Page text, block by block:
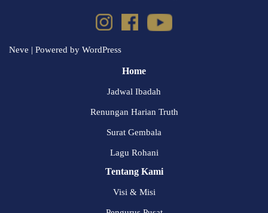
Neve | Powered by WordPress
Home
Jadwal Ibadah
Renungan Harian Truth
Surat Gembala
Lagu Rohani
Tentang Kami
Visi & Misi